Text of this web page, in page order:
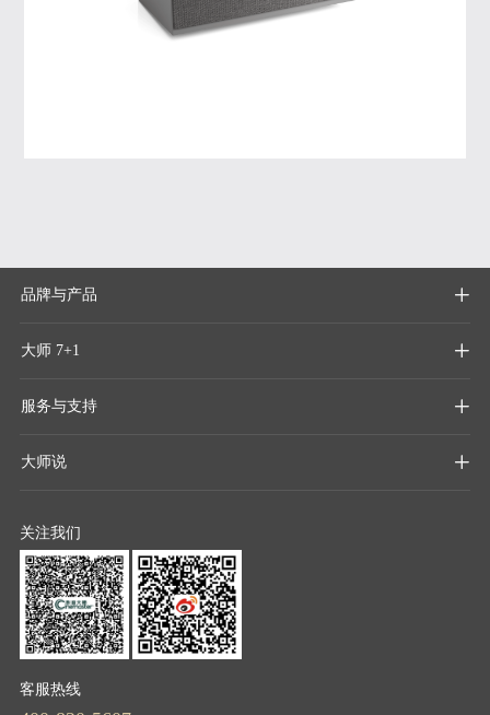
品牌与产品 
大师 7+1 
服务与支持 
大师说 
关注我们
客服热线